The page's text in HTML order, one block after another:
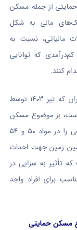
از جمله مسکن
مالی به شکل
مالیاتی، نسبت به
که توانایی
کنند.
وی ادامه داد: قانون برنامه پنجم توسعه ایران که تیر ۱۴۰۳ توسط
بر موضوع مسکن
حمایتی مجدد تاکید دارد و وظایف و تکالیفی را در مواد ۵۰ و ۵۴
زمین جهت احداث
به سزایی در
برای افراد واجد
مسکن حمایتی